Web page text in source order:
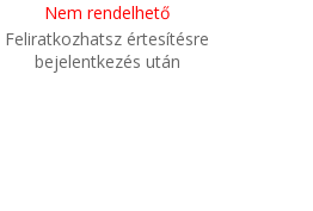
Nem rendelhető
Feliratkozhatsz értesítésre
bejelentkezés után